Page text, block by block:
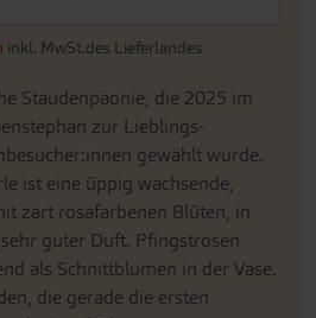
inkl. MwSt.des Lieferlandes
Staudenpäonie, die 2025 im
zur Lieblings-
gewählt wurde.
ist eine üppig wachsende,
zart rosafarbenen Blüten, in
guter Duft. Pfingstrosen
als Schnittblumen in der Vase.
die gerade die ersten